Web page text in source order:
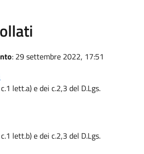
: 29 settembre 2022, 17:51
lett.a) e dei c.2,3 del D.Lgs.
lett.b) e dei c.2,3 del D.Lgs.